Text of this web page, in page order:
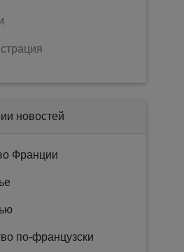
новостей
Франции
по-французски